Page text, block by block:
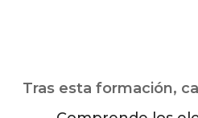
Tras esta formación,